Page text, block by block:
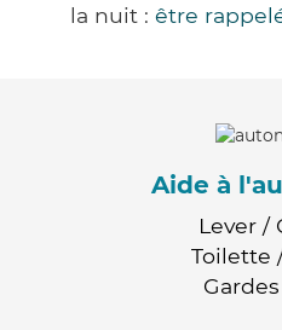
la nuit : être
Aide à
Lever /
Toilette